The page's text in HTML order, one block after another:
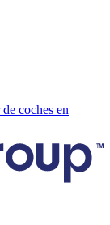
coches en